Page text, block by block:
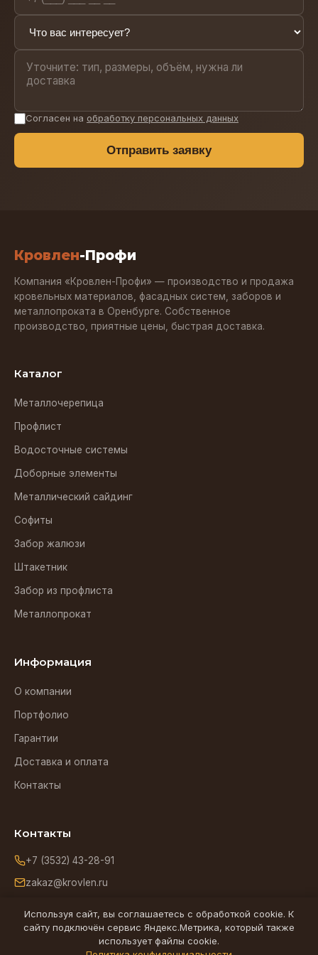
Согласен на обработку персональных данных
Отправить заявку
Кровлен-Профи
Компания «Кровлен-Профи» — производство и продажа
кровельных материалов, фасадных систем, заборов и
металлопроката в Оренбурге. Собственное
производство, приятные цены, быстрая доставка.
Каталог
Металлочерепица
Профлист
Водосточные системы
Доборные элементы
Металлический сайдинг
Софиты
Забор жалюзи
Штакетник
Забор из профлиста
Металлопрокат
Информация
О компании
Портфолио
Гарантии
Доставка и оплата
Контакты
Контакты
+7 (3532) 43-28-91
zakaz@krovlen.ru
Ищем надёжного подрядчика по кровельным работам в
Используя сайт, вы соглашаетесь с обработкой cookie. К
сайту подключён сервис Яндекс.Метрика, который также
использует файлы cookie.